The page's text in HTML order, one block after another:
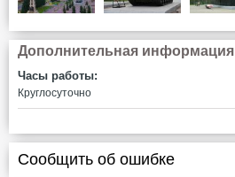
Дополнительная информация
Часы работы:
Круглосуточно
Сообщить об ошибке